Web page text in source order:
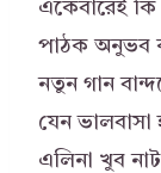
একেবারেই কি
পাঠক অনুভব
নতুন গান
যেন ভালবাসা
এলিনা খুব